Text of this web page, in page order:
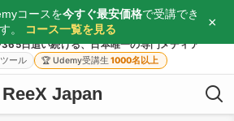
日追い続ける、日本唯一の専門メディア
ール 🏆 Udemy受講生 1000名以上
ReeX Japan
コースを今すぐ最安価格で受講でき
。
コース一覧を見る ×